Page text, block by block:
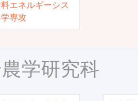
エネルギーシス
専攻
学研究科